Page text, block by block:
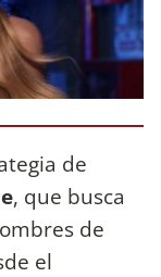
de
, que busca
de
el